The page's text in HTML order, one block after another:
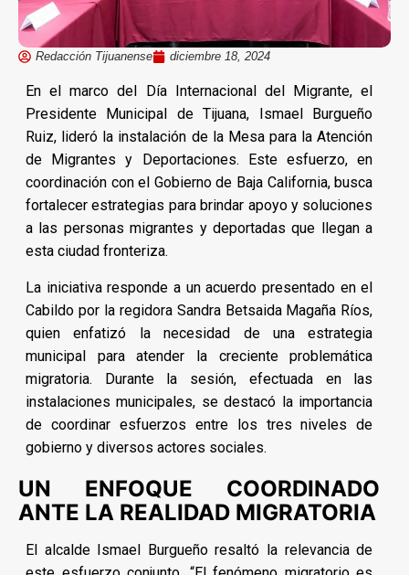
Redacción Tijuanense diciembre 18, 2024
En el marco del Día Internacional del Migrante, el
Presidente Municipal de Tijuana, Ismael Burgueño
Ruiz, lideró la instalación de la Mesa para la Atención
de Migrantes y Deportaciones. Este esfuerzo, en
coordinación con el Gobierno de Baja California, busca
fortalecer estrategias para brindar apoyo y soluciones
a las personas migrantes y deportadas que llegan a
esta ciudad fronteriza.
La iniciativa responde a un acuerdo presentado en el
Cabildo por la regidora Sandra Betsaida Magaña Ríos,
quien enfatizó la necesidad de una estrategia
municipal para atender la creciente problemática
migratoria. Durante la sesión, efectuada en las
instalaciones municipales, se destacó la importancia
de coordinar esfuerzos entre los tres niveles de
gobierno y diversos actores sociales.
UN ENFOQUE COORDINADO
ANTE LA REALIDAD MIGRATORIA
El alcalde Ismael Burgueño resaltó la relevancia de